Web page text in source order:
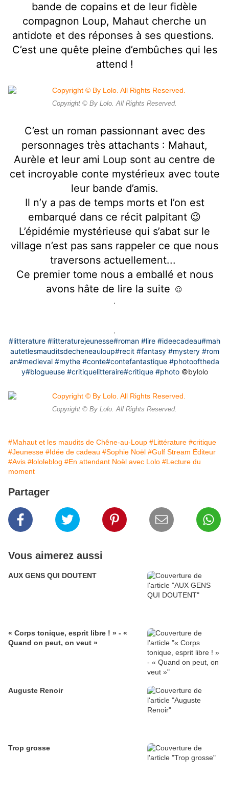
bande de copains et de leur fidèle
compagnon Loup, Mahaut cherche un
antidote et des réponses à ses questions.
C’est une quête pleine d’embûches qui les
attend !
Copyright © By Lolo. All Rights Reserved.
C’est un roman passionnant avec des
personnages très attachants : Mahaut,
Aurèle et leur ami Loup sont au centre de
cet incroyable conte mystérieux avec toute
leur bande d’amis.
Il n’y a pas de temps morts et l’on est
embarqué dans ce récit palpitant 😉
L’épidémie mystérieuse qui s’abat sur le
village n’est pas sans rappeler ce que nous
traversons actuellement...
Ce premier tome nous a emballé et nous
avons hâte de lire la suite ☺️
.
.
#litterature #litteraturejeunesse#roman #lire #ideecadeau#mah
autetlesmauditsdecheneauloup#recit #fantasy #mystery #rom
an#medieval #mythe #conte#contefantastique #photooftheda
y#blogueuse #critiquelitteraire#critique #photo ©️bylolo
Copyright © By Lolo. All Rights Reserved.
#Mahaut et les maudits de Chêne-au-Loup #Littérature #critique
#Jeunesse #Idée de cadeau #Sophie Noël #Gulf Stream Éditeur
#Avis #lololeblog #En attendant Noël avec Lolo #Lecture du
moment
Partager
Vous aimerez aussi
AUX GENS QUI DOUTENT
« Corps tonique, esprit libre ! » - «
Quand on peut, on veut »
Auguste Renoir
Trop grosse